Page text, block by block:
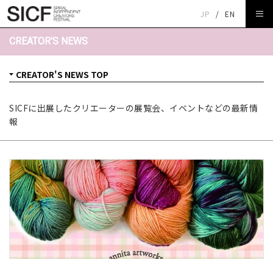
JP / EN
CREATOR'S NEWS
SICFに出展したクリエーターの展覧会、イベントなどの最新情
報